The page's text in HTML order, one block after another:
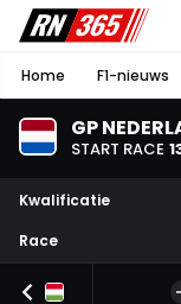
Home F1-nieuws
GP
START RACE
Kwalificatie
Race